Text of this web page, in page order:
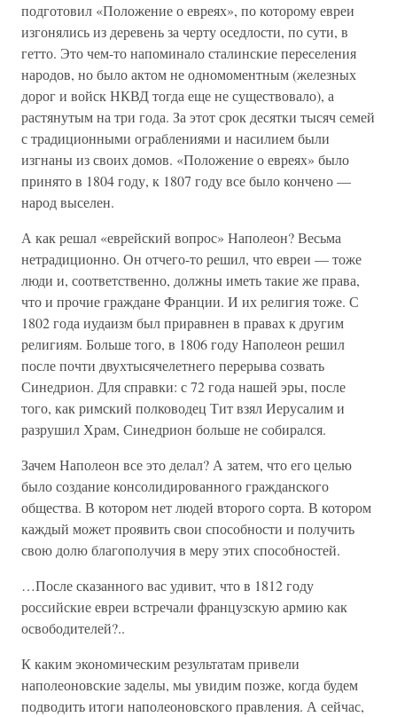
подготовил «Положение о евреях», по которому евреи
изгонялись из деревень за черту оседлости, по сути, в
гетто. Это чем-то напоминало сталинские переселения
народов, но было актом не одномоментным (железных
дорог и войск НКВД тогда еще не существовало), а
растянутым на три года. За этот срок десятки тысяч семей
с традиционными ограблениями и насилием были
изгнаны из своих домов. «Положение о евреях» было
принято в 1804 году, к 1807 году все было кончено —
народ выселен.
А как решал «еврейский вопрос» Наполеон? Весьма
нетрадиционно. Он отчего-то решил, что евреи — тоже
люди и, соответственно, должны иметь такие же права,
что и прочие граждане Франции. И их религия тоже. С
1802 года иудаизм был приравнен в правах к другим
религиям. Больше того, в 1806 году Наполеон решил
после почти двухтысячелетнего перерыва созвать
Синедрион. Для справки: с 72 года нашей эры, после
того, как римский полководец Тит взял Иерусалим и
разрушил Храм, Синедрион больше не собирался.
Зачем Наполеон все это делал? А затем, что его целью
было создание консолидированного гражданского
общества. В котором нет людей второго сорта. В котором
каждый может проявить свои способности и получить
свою долю благополучия в меру этих способностей.
…После сказанного вас удивит, что в 1812 году
российские евреи встречали французскую армию как
освободителей?..
К каким экономическим результатам привели
наполеоновские заделы, мы увидим позже, когда будем
подводить итоги наполеоновского правления. А сейчас,